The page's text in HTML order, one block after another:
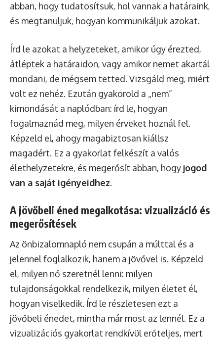
abban, hogy tudatosítsuk, hol vannak a határaink,
és megtanuljuk, hogyan kommunikáljuk azokat.
Írd le azokat a helyzeteket, amikor úgy érezted,
átléptek a határaidon, vagy amikor nemet akartál
mondani, de mégsem tetted. Vizsgáld meg, miért
volt ez nehéz. Ezután gyakorold a „nem”
kimondását a naplódban: írd le, hogyan
fogalmaznád meg, milyen érveket hoznál fel.
Képzeld el, ahogy magabiztosan kiállsz
magadért. Ez a gyakorlat felkészít a valós
élethelyzetekre, és megerősít abban, hogy jogod
van a saját igényeidhez.
A jövőbeli éned megalkotása: vizualizáció és
megerősítések
Az önbizalomnapló nem csupán a múlttal és a
jelennel foglalkozik, hanem a jövővel is. Képzeld
el, milyen nő szeretnél lenni: milyen
tulajdonságokkal rendelkezik, milyen életet él,
hogyan viselkedik. Írd le részletesen ezt a
jövőbeli énedet, mintha már most az lennél. Ez a
vizualizációs gyakorlat rendkívül erőteljes, mert